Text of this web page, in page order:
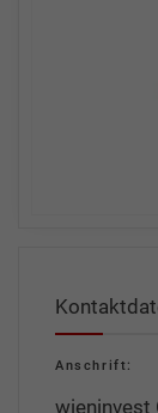
Anschrift:
wieninvest